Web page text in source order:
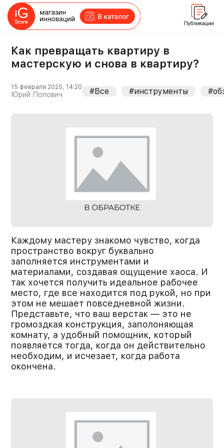
Как превращать квартиру в
мастерскую и снова в квартиру?
15 февраля 2025, 14:20
Юрий Попович #Все #инструменты
Каждому мастеру знакомо чувство, когда
пространство вокруг буквально
заполняется инструментами и
материалами, создавая ощущение хаоса. И
так хочется получить идеальное рабочее
место, где все находится под рукой, но при
этом не мешает повседневной жизни.
Представьте, что ваш верстак — это не
громоздкая конструкция, заполоняющая
комнату, а удобный помощник, который
появляется тогда, когда он действительно
необходим, и исчезает, когда работа
окончена.